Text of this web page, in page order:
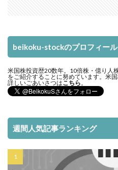
beikoku-stockのプロフィール
米国株投資歴20数年。10倍株・億り人
をご紹介することに努めています。米
詳しいごあいさつはこちら 。
週間人気記事ランキング